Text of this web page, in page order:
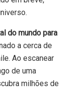
do mundo para
a cerca de
Ao escanear
de uma
milhões de